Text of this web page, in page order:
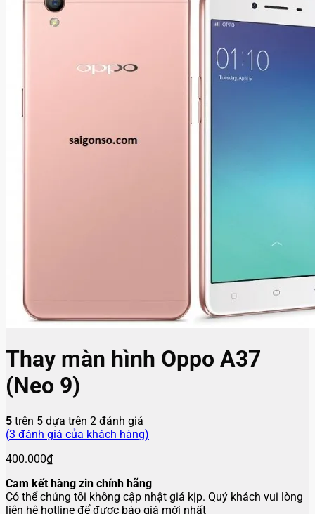
Thay màn hình Oppo A37
(Neo 9)
5 trên 5 dựa trên 2 đánh giá
(3 đánh giá của khách hàng)
400.000₫
Cam kết hàng zin chính hãng
Có thể chúng tôi không cập nhật giá kịp. Quý khách vui lòng
liên hệ hotline để được báo giá mới nhất